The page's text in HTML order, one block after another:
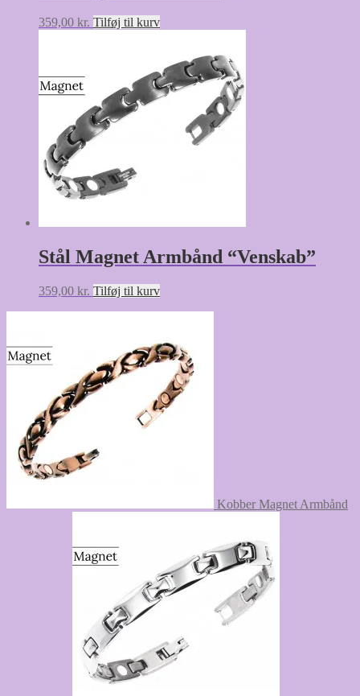
359,00 kr. Tilføj til kurv
Stål Magnet Armbånd “Venskab”
359,00 kr. Tilføj til kurv
Kobber Magnet Armbånd